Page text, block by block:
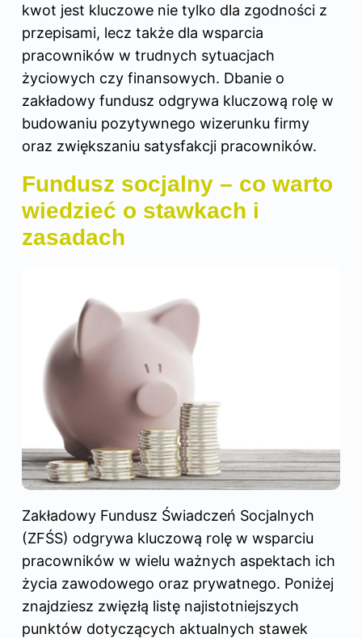
kwot jest kluczowe nie tylko dla zgodności z
przepisami, lecz także dla wsparcia
pracowników w trudnych sytuacjach
życiowych czy finansowych. Dbanie o
zakładowy fundusz odgrywa kluczową rolę w
budowaniu pozytywnego wizerunku firmy
oraz zwiększaniu satysfakcji pracowników.
Fundusz socjalny – co warto
wiedzieć o stawkach i
zasadach
Zakładowy Fundusz Świadczeń Socjalnych
(ZFŚS) odgrywa kluczową rolę w wsparciu
pracowników w wielu ważnych aspektach ich
życia zawodowego oraz prywatnego. Poniżej
znajdziesz zwięzłą listę najistotniejszych
punktów dotyczących aktualnych stawek